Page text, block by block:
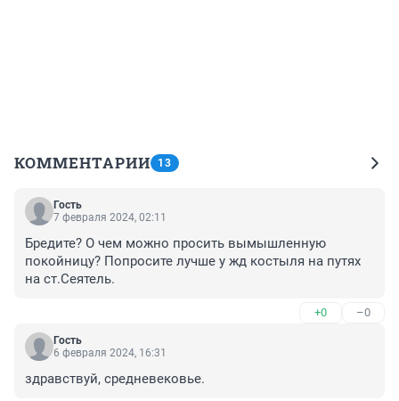
КОММЕНТАРИИ 13
Гость
7 февраля 2024, 02:11
Бредите? О чем можно просить вымышленную
покойницу? Попросите лучше у жд костыля на путях
на ст.Сеятель.
+0 –0
Гость
6 февраля 2024, 16:31
здравствуй, средневековье.